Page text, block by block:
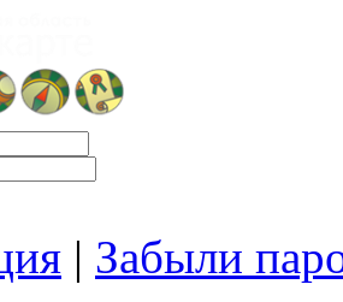
| Забыли